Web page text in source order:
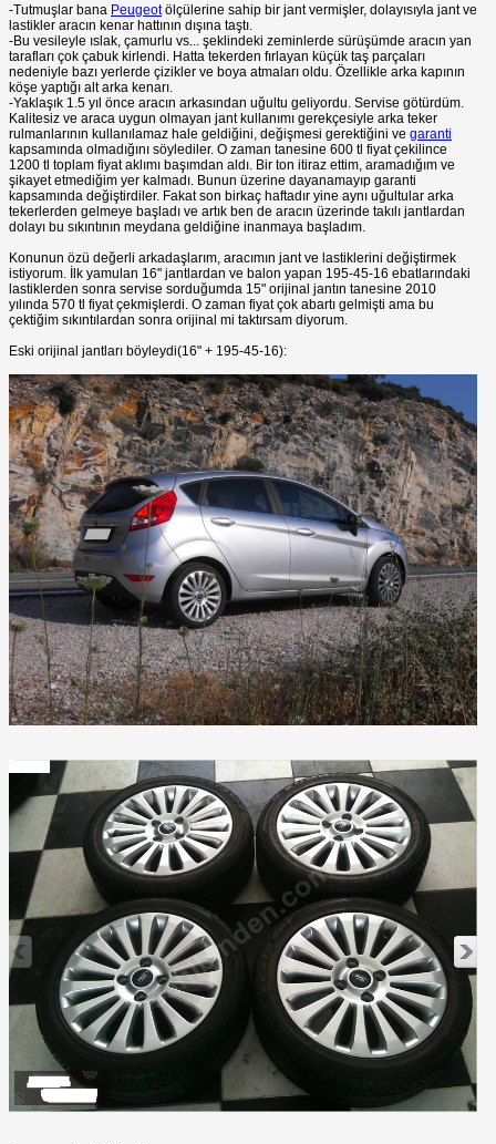
-Tutmuşlar bana Peugeotölçülerine sahip bir jant vermişler, dolayısıyla jant ve
lastikler aracın kenar hattının dışına taştı.
-Bu vesileyle ıslak, çamurlu vs... şeklindeki zeminlerde sürüşümde aracın yan
tarafları çok çabuk kirlendi. Hatta tekerden fırlayan küçük taş parçaları
nedeniyle bazı yerlerde çizikler ve boya atmaları oldu. Özellikle arka kapının
köşe yaptığı alt arka kenarı.
-Yaklaşık 1.5 yıl önce aracın arkasından uğultu geliyordu. Servise götürdüm.
Kalitesiz ve araca uygun olmayan jant kullanımı gerekçesiyle arka teker
rulmanlarının kullanılamaz hale geldiğini, değişmesi gerektiğini ve garanti
kapsamında olmadığını söylediler. O zaman tanesine 600 tl fiyat çekilince
1200 tl toplam fiyat aklımı başımdan aldı. Bir ton itiraz ettim, aramadığım ve
şikayet etmediğim yer kalmadı. Bunun üzerine dayanamayıp garanti
kapsamında değiştirdiler. Fakat son birkaç haftadır yine aynı uğultular arka
tekerlerden gelmeye başladı ve artık ben de aracın üzerinde takılı jantlardan
dolayı bu sıkıntının meydana geldiğine inanmaya başladım.
Konunun özü değerli arkadaşlarım, aracımın jant ve lastiklerini değiştirmek
istiyorum. İlk yamulan 16" jantlardan ve balon yapan 195-45-16 ebatlarındaki
lastiklerden sonra servise sorduğumda 15" orijinal jantın tanesine 2010
yılında 570 tl fiyat çekmişlerdi. O zaman fiyat çok abartı gelmişti ama bu
çektiğim sıkıntılardan sonra orijinal mi taktırsam diyorum.
Eski orijinal jantları böyleydi(16" + 195-45-16):